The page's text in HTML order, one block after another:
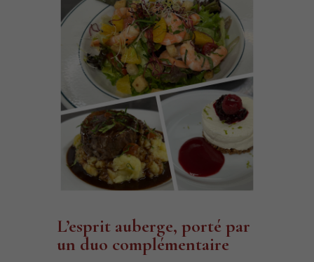
L’esprit auberge, porté par
un duo complémentaire